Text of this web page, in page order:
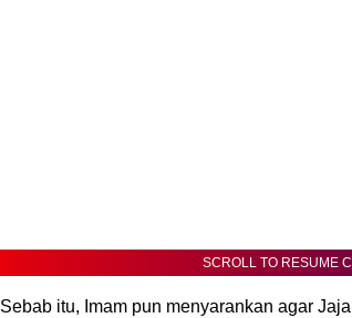
SCROLL TO RESUME
Sebab itu, Imam pun menyarankan agar